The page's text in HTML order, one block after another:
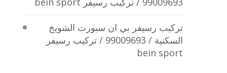
تركيب رسيفر بي ان سبورت الشويخ
السكنية / 99009693 / تركيب رسيفر
bein sport